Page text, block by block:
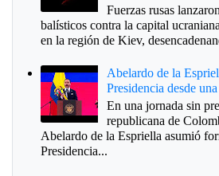
Fuerzas rusas
balísticos contra la capital
en la región de Kiev,
Abelardo de la
Presidencia desde
En una jornada sin
republicana de
Abelardo de la Espriella asumió
Presidencia...